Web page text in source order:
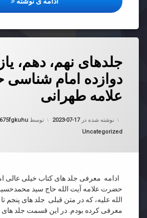
جلدهای نهم، دهم،
دوازده امام
علامه طهرانی
نوشته شده در2023-07-17
به روز شده در 07-17
توسط
دسته بندی ها:
Uncategorized
ادامه معرفی جلد های کتاب خیلی عالی
حضرت علامه آیت الله حاج سید
الله علیه، که در متن قبلی جلد های پنجم